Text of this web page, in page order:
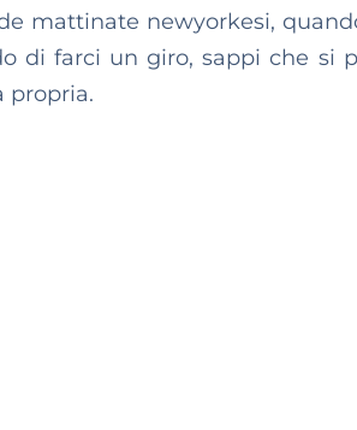
mattinate newyorkesi,
di farci un giro, sappi che si
propria.